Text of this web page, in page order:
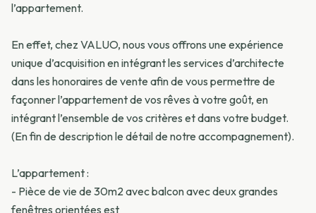
l’appartement.
En effet, chez VALUO, nous vous offrons une expérience
unique d’acquisition en intégrant les services d’architecte
dans les honoraires de vente afin de vous permettre de
façonner l’appartement de vos rêves à votre goût, en
intégrant l’ensemble de vos critères et dans votre budget.
(En fin de description le détail de notre accompagnement).
L’appartement :
- Pièce de vie de 30m2 avec balcon avec deux grandes
fenêtres orientées est